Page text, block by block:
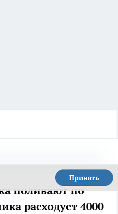
Принять
поливают по
расходует 4000